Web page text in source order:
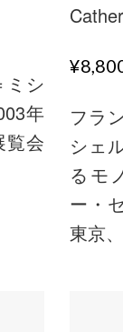
ミシ
年
覧会
フラ
シェ
るモ
ー・
東京